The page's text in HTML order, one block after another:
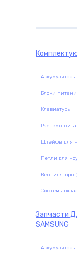
Аккумуляторы
Блоки
Клавиатуры
Разъемы
Шлейфы для
Петли для
Вентиляторы
Системы
Запчасти
SAMSUNG